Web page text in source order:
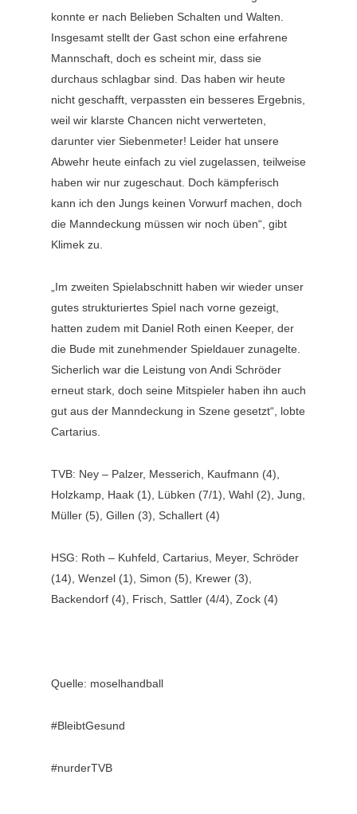
konnte er nach Belieben Schalten und Walten.
Insgesamt stellt der Gast schon eine erfahrene
Mannschaft, doch es scheint mir, dass sie
durchaus schlagbar sind. Das haben wir heute
nicht geschafft, verpassten ein besseres Ergebnis,
weil wir klarste Chancen nicht verwerteten,
darunter vier Siebenmeter! Leider hat unsere
Abwehr heute einfach zu viel zugelassen, teilweise
haben wir nur zugeschaut. Doch kämpferisch
kann ich den Jungs keinen Vorwurf machen, doch
die Manndeckung müssen wir noch üben“, gibt
Klimek zu.
„Im zweiten Spielabschnitt haben wir wieder unser
gutes strukturiertes Spiel nach vorne gezeigt,
hatten zudem mit Daniel Roth einen Keeper, der
die Bude mit zunehmender Spieldauer zunagelte.
Sicherlich war die Leistung von Andi Schröder
erneut stark, doch seine Mitspieler haben ihn auch
gut aus der Manndeckung in Szene gesetzt“, lobte
Cartarius.
TVB: Ney – Palzer, Messerich, Kaufmann (4),
Holzkamp, Haak (1), Lübken (7/1), Wahl (2), Jung,
Müller (5), Gillen (3), Schallert (4)
HSG: Roth – Kuhfeld, Cartarius, Meyer, Schröder
(14), Wenzel (1), Simon (5), Krewer (3),
Backendorf (4), Frisch, Sattler (4/4), Zock (4)
Quelle: moselhandball
#BleibtGesund
#nurderTVB